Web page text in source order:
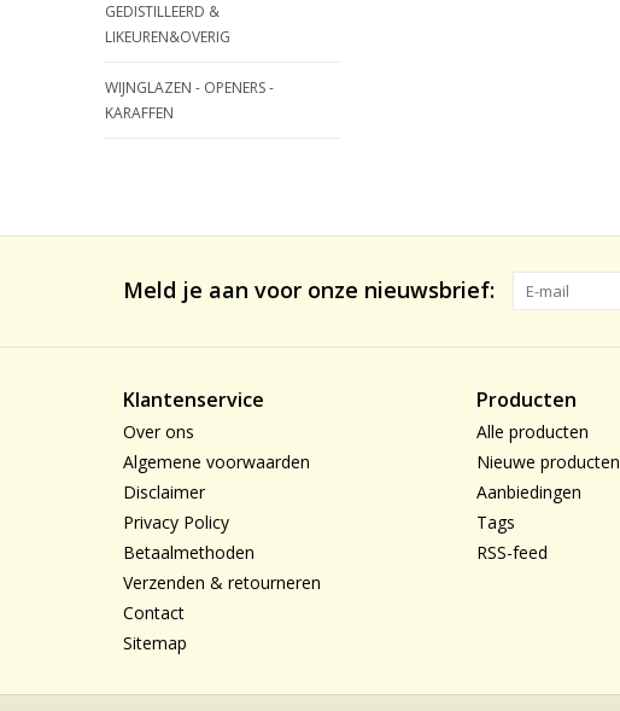
GEDISTILLEERD &
LIKEUREN&OVERIG
WIJNGLAZEN - OPENERS -
KARAFFEN
Meld je aan voor onze nieuwsbrief:
Klantenservice
Over ons
Algemene voorwaarden
Disclaimer
Privacy Policy
Betaalmethoden
Verzenden & retourneren
Contact
Sitemap
Producten
Alle producten
Nieuwe producten
Aanbiedingen
Tags
RSS-feed